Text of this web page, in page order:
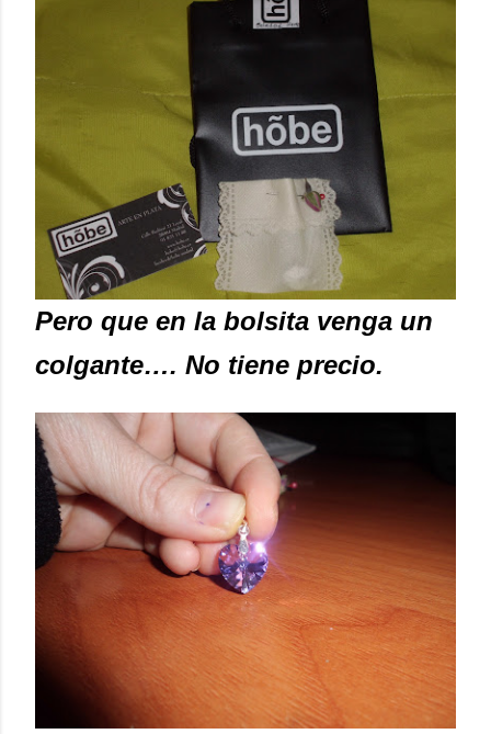
Pero que en la bolsita venga un
colgante…. No tiene precio.